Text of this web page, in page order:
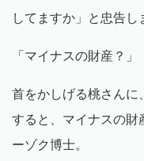
してますか」と忠告し
「マイナスの財産？」
首をかしげる桃さんに
すると、マイナスの財
ーゾク博士。